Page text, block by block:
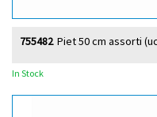
Piet 50 cm assorti
755482
In Stock